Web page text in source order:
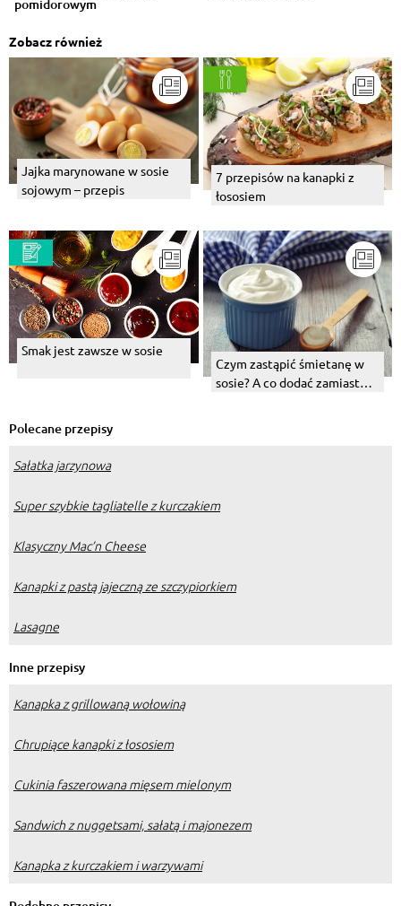
pomidorowym
Zobacz również
Jajka marynowane w sosie
sojowym – przepis
7 przepisów na kanapki z
łososiem
Smak jest zawsze w sosie
Czym zastąpić śmietanę w
sosie? A co dodać zamiast
Polecane przepisy
Sałatka jarzynowa
Super szybkie tagliatelle z kurczakiem
Klasyczny Mac’n Cheese
Kanapki z pastą jajeczną ze szczypiorkiem
Lasagne
Inne przepisy
Kanapka z grillowaną wołowiną
Chrupiące kanapki z łososiem
Cukinia faszerowana mięsem mielonym
Sandwich z nuggetsami, sałatą i majonezem
Kanapka z kurczakiem i warzywami